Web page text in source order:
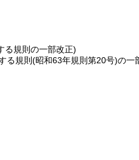
る規則の一部改正)
る規則 (昭和63年規則第20号)の一